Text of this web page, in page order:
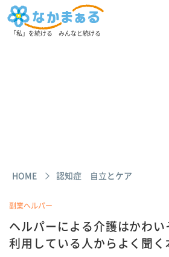
「私」を続ける みんなと続ける
HOME 認知症 自立とケア
副業ヘルパー
ヘルパーによる介護はかわ
利用している人からよく聞く